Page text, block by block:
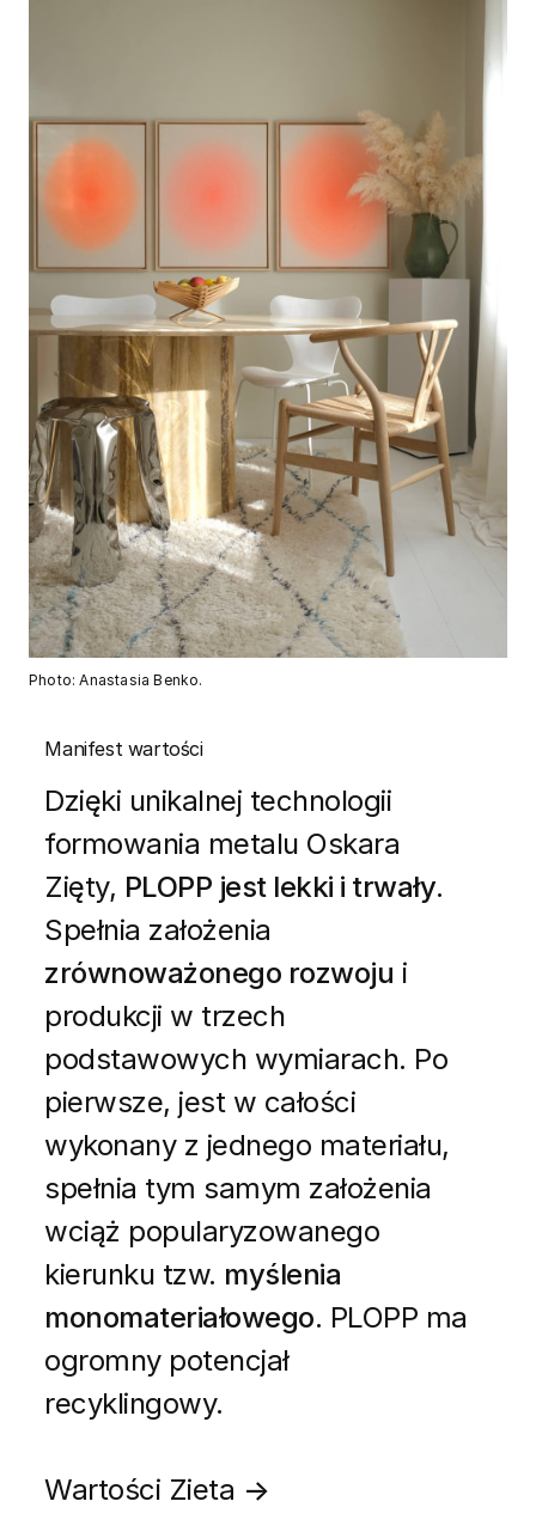
Photo: Anastasia Benko.
Manifest wartości
Dzięki unikalnej technologii
formowania metalu Oskara
Zięty, PLOPP jest lekki i trwały.
Spełnia założenia
zrównoważonego rozwoju i
produkcji w trzech
podstawowych wymiarach. Po
pierwsze, jest w całości
wykonany z jednego materiału,
spełnia tym samym założenia
wciąż popularyzowanego
kierunku tzw. myślenia
monomateriałowego. PLOPP ma
ogromny potencjał
recyklingowy.
Wartości Zieta →